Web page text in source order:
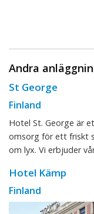
Andra
St George
Finland
Hotel St. George är
omsorg för ett friskt
om lyx. Vi erbjuder
Hotel Kämp
Finland